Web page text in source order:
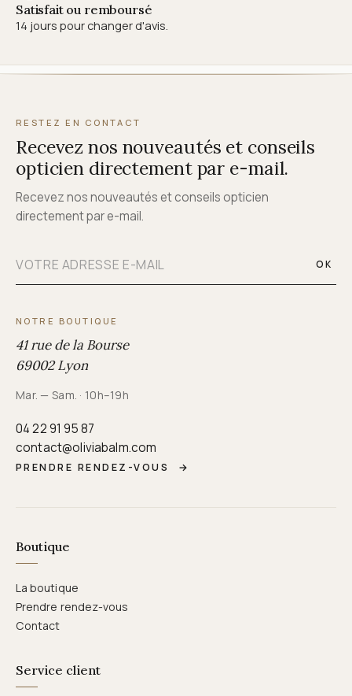
Satisfait ou remboursé
14 jours pour changer d'avis.
RESTEZ EN CONTACT
Recevez nos nouveautés et conseils
opticien directement par e-mail.
Recevez nos nouveautés et conseils opticien
directement par e-mail.
OK
NOTRE BOUTIQUE
41 rue de la Bourse
69002 Lyon
Mar. — Sam. · 10h–19h
04 22 91 95 87
contact@oliviabalm.com
PRENDRE RENDEZ-VOUS →
Boutique
La boutique
Prendre rendez-vous
Contact
Service client